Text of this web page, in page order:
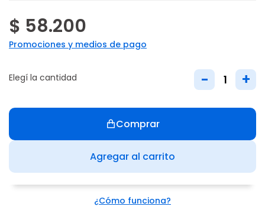
$ 58.200
Promociones y medios de pago
Elegí la cantidad - +
Agregar al carrito
Comprar
¿Cómo funciona?